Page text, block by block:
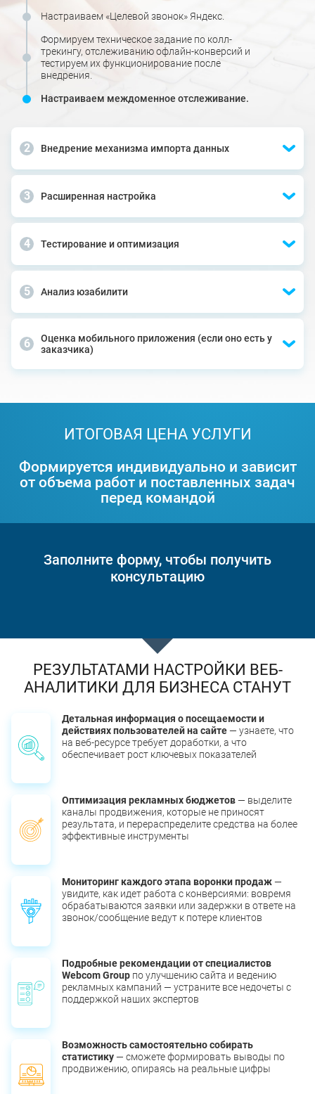
Настраиваем «Целевой звонок» Яндекс.
Формируем техническое задание по колл-
трекингу, отслеживанию офлайн-конверсий и
тестируем их функционирование после
внедрения.
Настраиваем междоменное отслеживание.
Внедрение механизма импорта данных
Расширенная настройка
Тестирование и оптимизация
Анализ юзабилити
Оценка мобильного приложения (если оно есть у
заказчика)
ИТОГОВАЯ ЦЕНА УСЛУГИ
Формируется индивидуально и зависит
от объема работ и поставленных задач
перед командой
Заполните форму, чтобы получить
консультацию
РЕЗУЛЬТАТАМИ НАСТРОЙКИ ВЕБ-
АНАЛИТИКИ ДЛЯ БИЗНЕСА СТАНУТ
Детальная информация о посещаемости и
действиях пользователей на сайте— узнаете, что
на веб-ресурсе требует доработки, а что
обеспечивает рост ключевых показателей
Оптимизация рекламных бюджетов— выделите
каналы продвижения, которые не приносят
результата, и перераспределите средства на более
эффективные инструменты
Мониторинг каждого этапа воронки продаж—
увидите, как идет работа с конверсиями: вовремя
обрабатываются заявки или задержки в ответе на
звонок/сообщение ведут к потере клиентов
Подробные рекомендации от специалистов
Webcom Group по улучшению сайта и ведению
рекламных кампаний — устраните все недочеты с
поддержкой наших экспертов
Возможность самостоятельно собирать
статистику— сможете формировать выводы по
продвижению, опираясь на реальные цифры